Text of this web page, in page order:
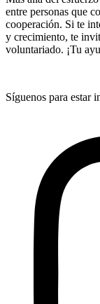
entre personas que
cooperación. Si te
y crecimiento, te
voluntariado. ¡Tu
Síguenos para estar